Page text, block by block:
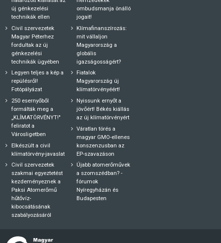
új génkezelési
technikák ellen
Civil szervezetek
Magyar Péterhez
fordultak az új
génkezelési
technikák ügyében
Legyen teljes a kép a
repülésről!
Fotópályázat
250 esernyőből
formálták meg a
„KLÍMATÖRVÉNYT!"
feliratot a
Városligetben
Elkészült a civil
klímatörvény-javaslat
Civil szervezetek
szakmai egyeztetést
kezdeményeznek a
Paksi Atomerőmű
hűtővíz-
kibocsátásának
szabályozásáról
ombudsmanja önálló
jogait!
Klímafinanszírozás:
mit vállaljon
Magyarország a
globális
igazságosságért?
Fiatalok
Magyarország új
klímatörvényéért!
Nyissunk ernyőt a
jövőért! Békés kiállás
az új klímatörvényért
Váratlan törés a
magyar GMO-ellenes
konszenzusban az
EP-szavazáson
Újabb atomerőművek
a szomszédban? -
fórumok
Nyíregyházán és
Budapesten